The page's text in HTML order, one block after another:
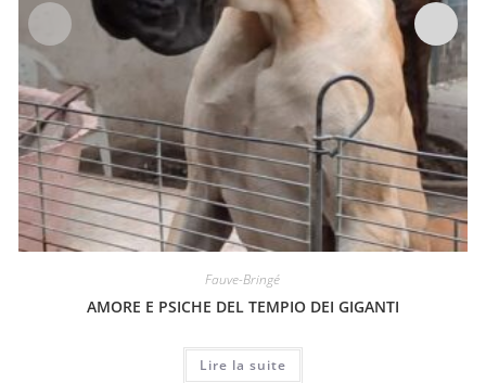
Fauve-Bringé
AMORE E PSICHE DEL TEMPIO DEI GIGANTI
Lire la suite